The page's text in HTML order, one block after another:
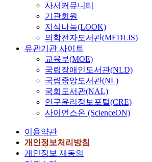
사서커뮤니티
기관회원
지식나눔(LOOK)
의학전자도서관(MEDLIS)
유관기관 사이트
교육부(MOE)
국립장애인도서관(NLD)
국립중앙도서관(NL)
국회도서관(NAL)
연구윤리정보포털(CRE)
사이언스온 (ScienceON)
이용약관
개인정보처리방침
개인정보 재동의